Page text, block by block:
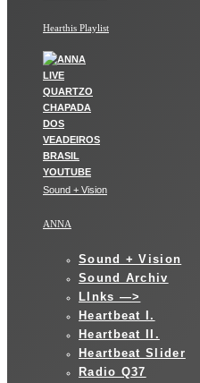
Hearthis Playlist
Sound + Vision
ANNA
Sound + Vision
Sound Archiv
LInks —>
Heartbeat I.
Heartbeat II.
Heartbeat Slider
Radio Q37